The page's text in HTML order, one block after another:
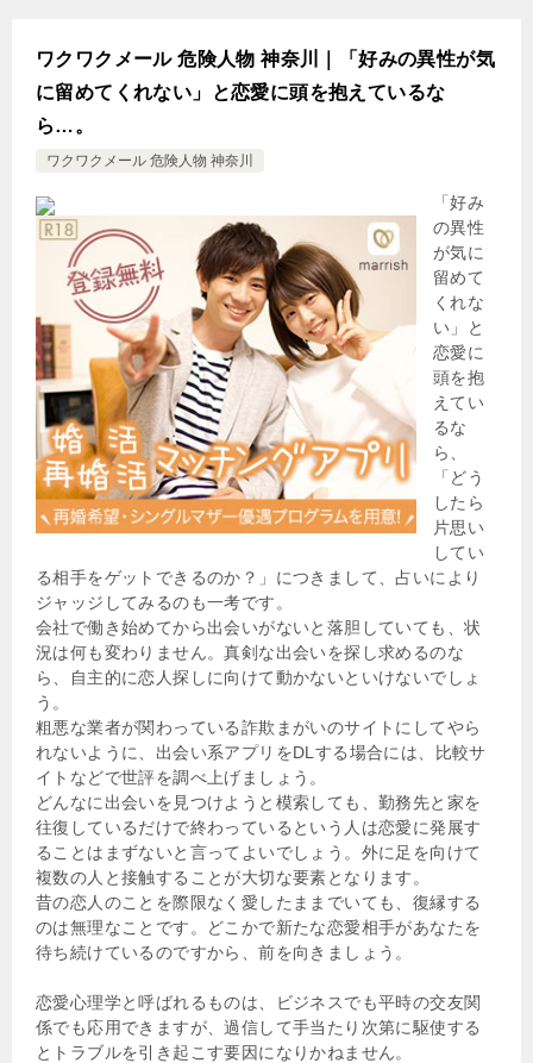
ワクワクメール 危険人物 神奈川｜「好みの異性が気
に留めてくれない」と恋愛に頭を抱えているな
ら…。
ワクワクメール 危険人物 神奈川
「好み
の異性
が気に
留めて
くれな
い」と
恋愛に
頭を抱
えてい
るな
ら、
「どう
したら
片思い
してい
る相手をゲットできるのか？」につきまして、占いにより
ジャッジしてみるのも一考です。
会社で働き始めてから出会いがないと落胆していても、状
況は何も変わりません。真剣な出会いを探し求めるのな
ら、自主的に恋人探しに向けて動かないといけないでしょ
う。
粗悪な業者が関わっている詐欺まがいのサイトにしてやら
れないように、出会い系アプリをDLする場合には、比較サ
イトなどで世評を調べ上げましょう。
どんなに出会いを見つけようと模索しても、勤務先と家を
往復しているだけで終わっているという人は恋愛に発展す
ることはまずないと言ってよいでしょう。外に足を向けて
複数の人と接触することが大切な要素となります。
昔の恋人のことを際限なく愛したままでいても、復縁する
のは無理なことです。どこかで新たな恋愛相手があなたを
待ち続けているのですから、前を向きましょう。
恋愛心理学と呼ばれるものは、ビジネスでも平時の交友関
係でも応用できますが、過信して手当たり次第に駆使する
とトラブルを引き起こす要因になりかねません。